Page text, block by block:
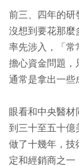
前三、四年的研
沒想到要花那麼
率先涉入，「常
擔心資金問題，
通常是拿出一些
眼看和中央醫
到三十至五十億
做了十幾年，技
定和經銷商之